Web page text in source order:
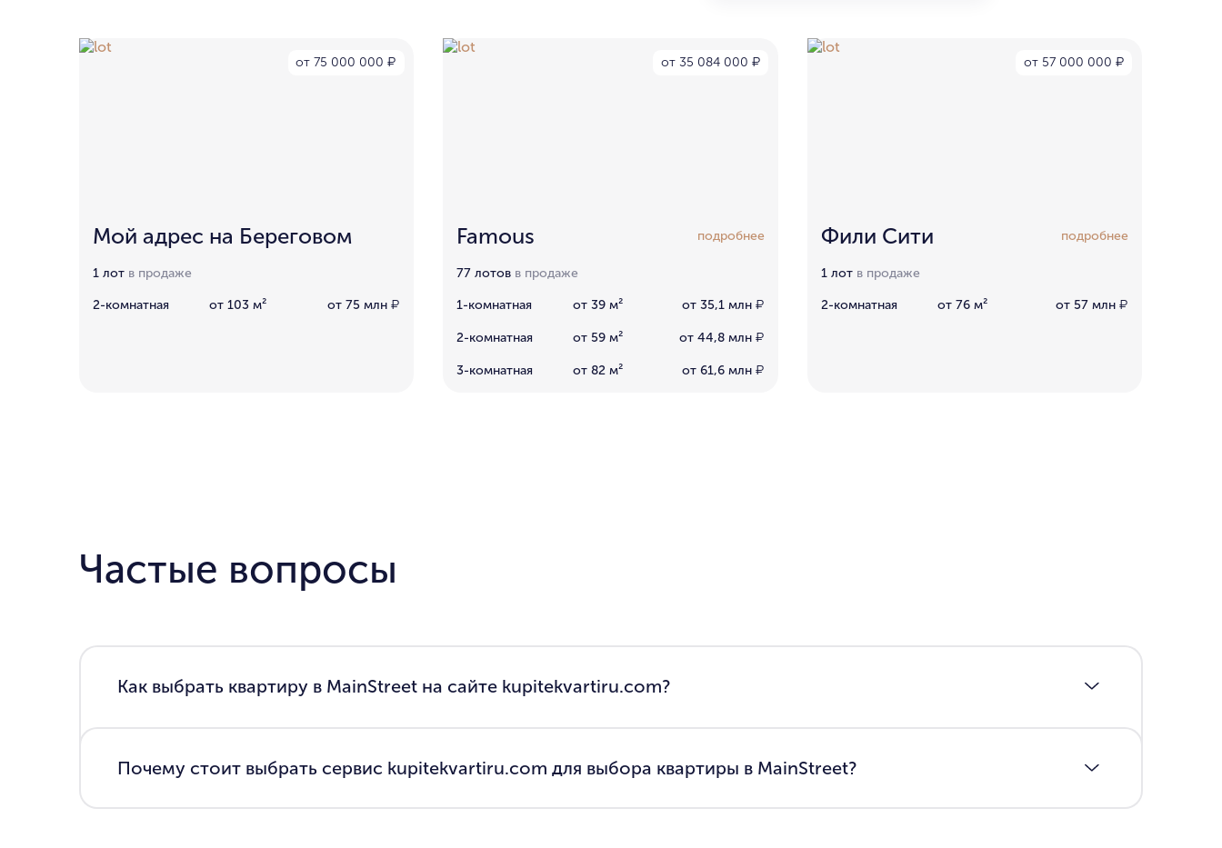
от 75 000 000₽
Мой адрес на Береговом
1 лот в продаже
2-комнатная от 103 м² от 75 млн₽
от 35 084 000 ₽
Famous подробнее
77 лотов в продаже
1-комнатная от 39 м² от 35,1 млн ₽
2-комнатная от 59 м² от 44,8 млн ₽
3-комнатная от 82 м² от 61,6 млн ₽
от 57 000 000 ₽
Фили Сити подробнее
1 лот в продаже
2-комнатная от 76 м² от 57 млн ₽
Частые вопросы
Как выбрать квартиру в MainStreet на сайте kupitekvartiru.com?
Почему стоит выбрать сервис kupitekvartiru.com для выбора квартиры в MainStreet?